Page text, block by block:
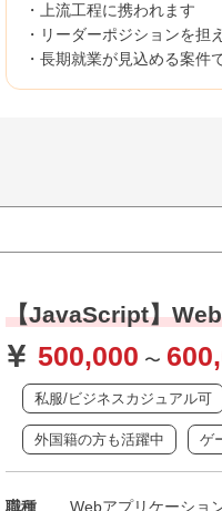
・上流工程に携われます
・リーダーポジションを担
・長期就業が見込める案件
【JavaScript】
500,000 〜
私服/ビジネスカジュアル可
外国籍の方も活躍中 ゲ
職種 Webアプリケーショ